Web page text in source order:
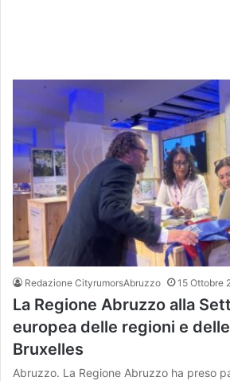
Redazione CityrumorsAbruzzo 15 Ottobre
La Regione Abruzzo alla
europea delle regioni e
Bruxelles
Abruzzo. La Regione Abruzzo ha preso